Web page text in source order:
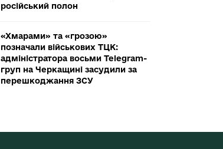
російський полон
«Хмарами» та «грозою»
позначали військових ТЦК:
адміністратора восьми Telegram-
груп на Черкащині засудили за
перешкоджання ЗСУ